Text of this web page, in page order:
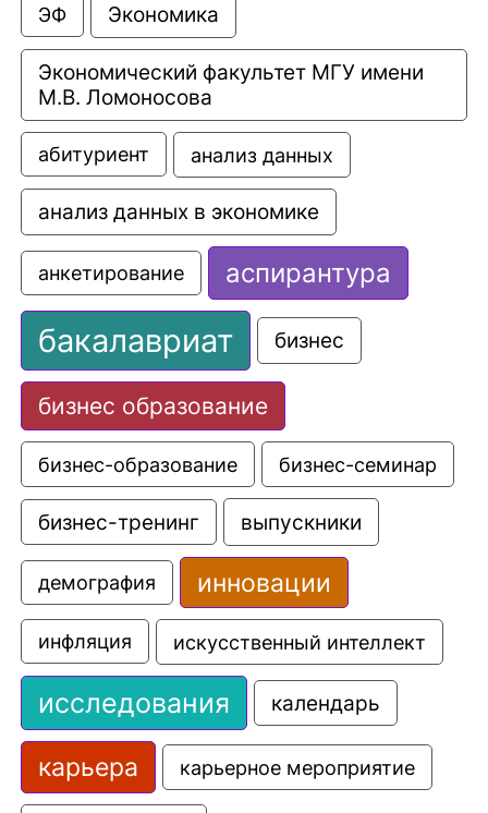
ЭФ Экономика
Экономический факультет МГУ имени
М.В. Ломоносова
абитуриент анализ данных
анализ данных в экономике
анкетирование аспирантура
бакалавриат бизнес
бизнес образование
бизнес-образование бизнес-семинар
бизнес-тренинг выпускники
демография инновации
инфляция искусственный интеллект
исследования календарь
карьера карьерное мероприятие